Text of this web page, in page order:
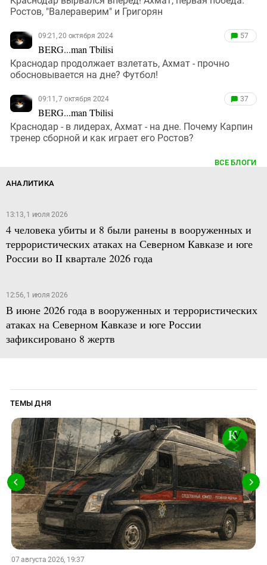
Ростов, "Валераверим" и Григорян
09:21, 20 октября 2024
BERG...man Tbilisi
57
Краснодар продолжает взлетать, Ахмат - прочно
обосновывается на дне? Футбол!
09:11, 7 октября 2024
BERG...man Tbilisi
37
Краснодар - в лидерах, Ахмат - на дне. Почему Карпин
тренер сборной и как играет его Ростов?
ВСЕ БЛОГИ
АНАЛИТИКА
13:13, 1 июля 2026
4 человека убиты и 8 были ранены в вооруженных и
террористических атаках на Северном Кавказе и юге
России во II квартале 2026 года
12:56, 1 июля 2026
В июне 2026 года в вооруженных и террористических
атаках на Северном Кавказе и юге России
зафиксировано 8 жертв
ТЕМЫ ДНЯ
07 августа 2026, 19:37